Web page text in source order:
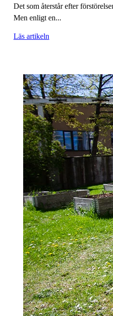
Det som återstår efter
Men enligt en...
Läs artikeln